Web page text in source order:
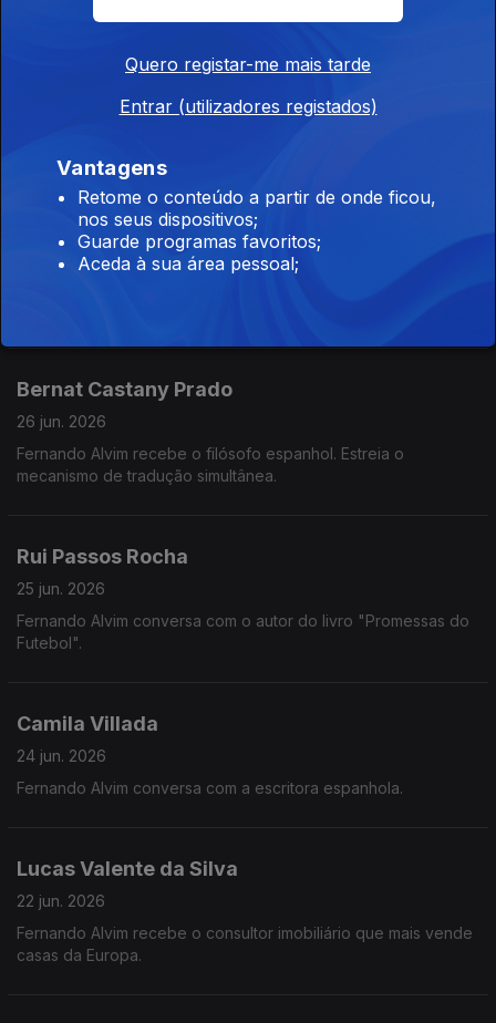
Fernanda Abreu
Fernando Alvim recebe a cantora brasileira apelidada de "Mãe
Flávia dos Santos
29 jun. 2026
Bernat Castany Prado
26 jun. 2026
Fernando Alvim recebe o filósofo espanhol. Estreia o
mecanismo de tradução simultânea.
Rui Passos Rocha
25 jun. 2026
Fernando Alvim conversa com o autor do livro "Promessas do
Futebol".
Camila Villada
24 jun. 2026
Fernando Alvim conversa com a escritora espanhola.
Lucas Valente da Silva
22 jun. 2026
Fernando Alvim recebe o consultor imobiliário que mais vende
casas da Europa.
Quero registar-me mais tarde
Entrar (utilizadores registados)
Vantagens
Retome o conteúdo a partir de onde ficou,
nos seus dispositivos;
Guarde programas favoritos;
Aceda à sua área pessoal;